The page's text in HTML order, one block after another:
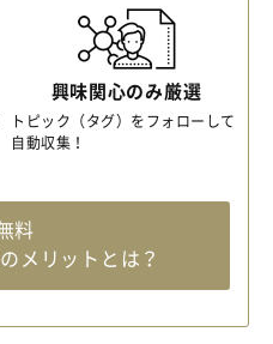
興味関心のみ厳選
トピック（タグ）をフォローして
自動収集！
料
メリットとは？